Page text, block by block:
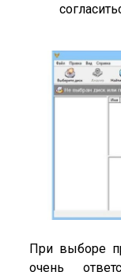
При выборе
очень